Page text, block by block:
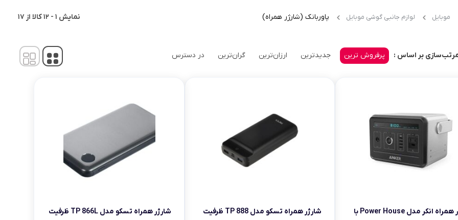
موبایل لوازم جانبی گوشی موبایل پاوربانک (شارژر همراه) نمایش 1
-
12کالا از 17
بر اساس : پرفروش ترین جدیدترین ارزان‌ترین گران‌ترین در دسترس
شارژر همراه انکر مدل Power House با
شارژر همراه تسکو مدل TP 888 ظرفیت
شارژر همراه تسکو مدل TP 866L ظرفیت